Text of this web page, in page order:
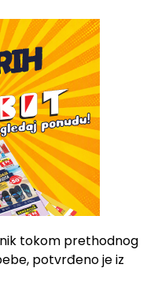
tokom prethodnog
potvrđeno je iz